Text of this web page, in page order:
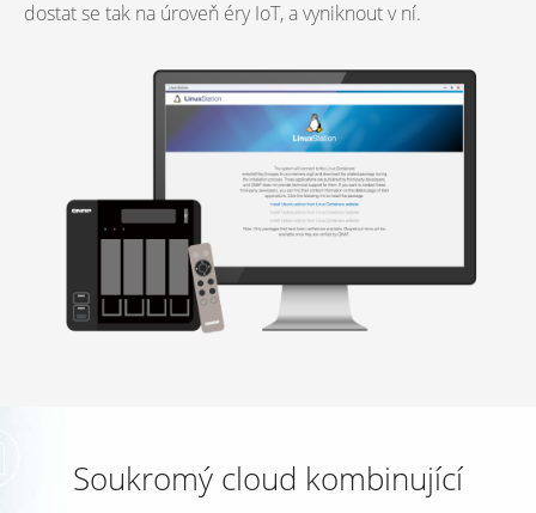
dostat se tak na úroveň éry IoT, a vyniknout v ní.
Soukromý cloud kombinující